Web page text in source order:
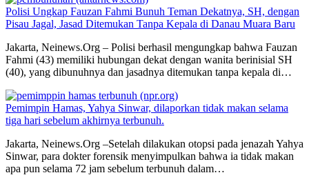
Polisi Ungkap Fauzan Fahmi Bunuh Teman Dekatnya, SH, dengan
Pisau Jagal, Jasad Ditemukan Tanpa Kepala di Danau Muara Baru
Jakarta, Neinews.Org – Polisi berhasil mengungkap bahwa Fauzan
Fahmi (43) memiliki hubungan dekat dengan wanita berinisial SH
(40), yang dibunuhnya dan jasadnya ditemukan tanpa kepala di…
Pemimpin Hamas, Yahya Sinwar, dilaporkan tidak makan selama
tiga hari sebelum akhirnya terbunuh.
Jakarta, Neinews.Org –Setelah dilakukan otopsi pada jenazah Yahya
Sinwar, para dokter forensik menyimpulkan bahwa ia tidak makan
apa pun selama 72 jam sebelum terbunuh dalam…